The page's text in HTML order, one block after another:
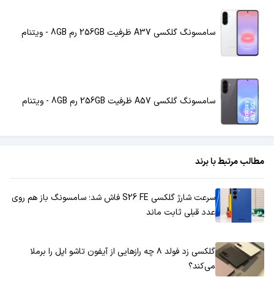
سامسونگ گلکسی A37 ظرفیت 256GB رم 8GB - ویتنام
سامسونگ گلکسی A57 ظرفیت 256GB رم 8GB - ویتنام
مطالب مرتبط با برند
سرعت شارژ گلکسی S26 FE فاش شد؛ سامسونگ باز هم روی
عدد قبلی ثابت ماند
گلکسی زد فولد ۸ چه رازهایی از آیفون تاشو اپل را برملا
می‌کند؟